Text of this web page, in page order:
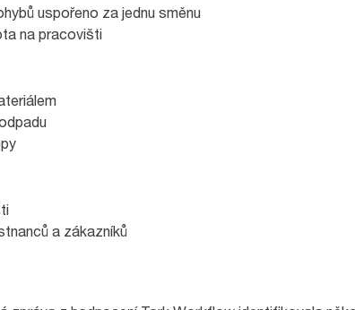
uspořeno za jednu směnu
na pracovišti
a zákazníků